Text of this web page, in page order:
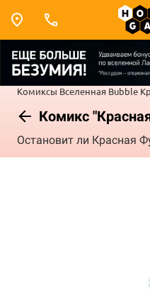
Комиксы Вселенная Bubble
Комикс
Остановит ли Красная